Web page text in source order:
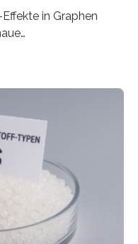
in Graphen
leitfähig und
und effizienten
das Potenzial nun
Mal haben
gemeinsam
und der
Graphen…